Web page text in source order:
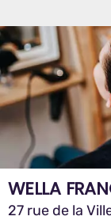
WELLA
27 rue de la